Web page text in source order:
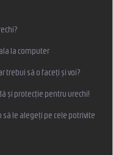
la computer
trebui să o faceți și voi?
și protecție pentru urechi!
le alegeți pe cele potrivite